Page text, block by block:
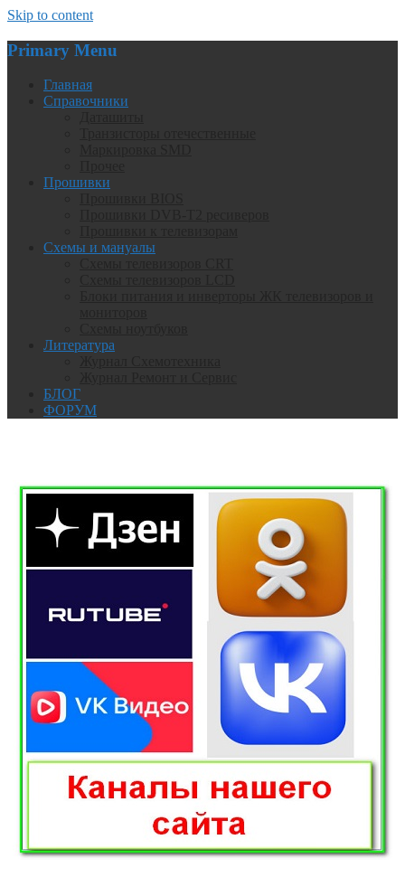
Skip to content
Primary Menu
Главная
Справочники
Прошивки
Схемы и мануалы
Литература
БЛОГ
ФОРУМ